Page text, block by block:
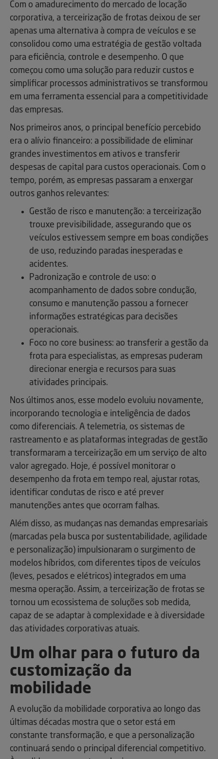
Com o amadurecimento do mercado de locação
corporativa, a terceirização de frotas deixou de ser
apenas uma alternativa à compra de veículos e se
consolidou como uma estratégia de gestão voltada
para eficiência, controle e desempenho. O que
começou como uma solução para reduzir custos e
simplificar processos administrativos se transformou
em uma ferramenta essencial para a competitividade
das empresas.
Nos primeiros anos, o principal benefício percebido
era o alívio financeiro: a possibilidade de eliminar
grandes investimentos em ativos e transferir
despesas de capital para custos operacionais. Com o
tempo, porém, as empresas passaram a enxergar
outros ganhos relevantes:
Gestão de risco e manutenção: a terceirização
trouxe previsibilidade, assegurando que os
veículos estivessem sempre em boas condições
de uso, reduzindo paradas inesperadas e
acidentes.
Padronização e controle de uso: o
acompanhamento de dados sobre condução,
consumo e manutenção passou a fornecer
informações estratégicas para decisões
operacionais.
Foco no core business: ao transferir a gestão da
frota para especialistas, as empresas puderam
direcionar energia e recursos para suas
atividades principais.
Nos últimos anos, esse modelo evoluiu novamente,
incorporando tecnologia e inteligência de dados
como diferenciais. A telemetria, os sistemas de
rastreamento e as plataformas integradas de gestão
transformaram a terceirização em um serviço de alto
valor agregado. Hoje, é possível monitorar o
desempenho da frota em tempo real, ajustar rotas,
identificar condutas de risco e até prever
manutenções antes que ocorram falhas.
Além disso, as mudanças nas demandas empresariais
(marcadas pela busca por sustentabilidade, agilidade
e personalização) impulsionaram o surgimento de
modelos híbridos, com diferentes tipos de veículos
(leves, pesados e elétricos) integrados em uma
mesma operação. Assim, a terceirização de frotas se
tornou um ecossistema de soluções sob medida,
capaz de se adaptar à complexidade e à diversidade
das atividades corporativas atuais.
Um olhar para o futuro da
customização da
mobilidade
A evolução da mobilidade corporativa ao longo das
últimas décadas mostra que o setor está em
constante transformação, e que a personalização
continuará sendo o principal diferencial competitivo.